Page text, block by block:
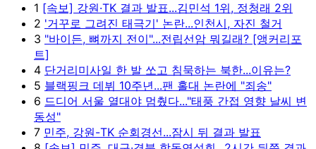
1 [속보] 강원·TK 결과 발표...김민석 1위, 정청래 2위
2 '거꾸로 그려진 태극기' 논란...인천시, 자진 철거
3 "바이든, 뼈까지 전이"...전립선암 뭐길래? [앵커리포
트]
4 단거리미사일 한 발 쏘고 침묵하는 북한...이유는?
5 블랙핑크 데뷔 10주년...팬 홀대 논란에 "죄송"
6 드디어 서울 열대야 멈췄다..."태풍 간접 영향 날씨 변
동성"
7 민주, 강원-TK 순회경선...잠시 뒤 결과 발표